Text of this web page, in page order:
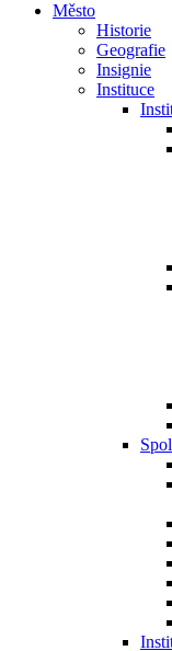
Město
Historie
Geografie
Insignie
Instituce